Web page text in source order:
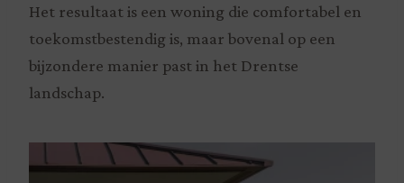
Het resultaat is een woning die comfortabel en
toekomstbestendig is, maar bovenal op een
bijzondere manier past in het Drentse
landschap.